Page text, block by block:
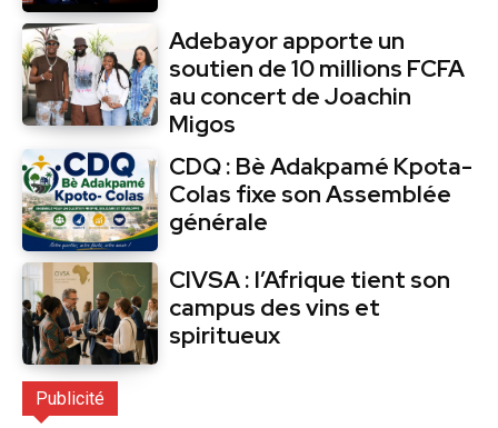
Adebayor apporte un
soutien de 10 millions FCFA
au concert de Joachin
Migos
CDQ : Bè Adakpamé Kpota-
Colas fixe son Assemblée
générale
CIVSA : l’Afrique tient son
campus des vins et
spiritueux
Publicité